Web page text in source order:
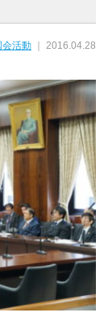
会活動 ｜ 2016.04.28